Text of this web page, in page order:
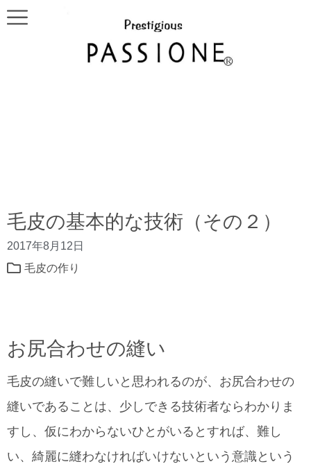
毛皮の基本的な技術（その２）
2017年8月12日
毛皮の作り
お尻合わせの縫い
毛皮の縫いで難しいと思われるのが、お尻合わせの
縫いであることは、少しできる技術者ならわかりま
すし、仮にわからないひとがいるとすれば、難し
い、綺麗に縫わなければいけないという意識という